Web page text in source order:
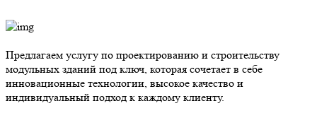
Предлагаем услугу по проектированию и строительству
модульных зданий под ключ, которая сочетает в себе
инновационные технологии, высокое качество и
индивидуальный подход к каждому клиенту.